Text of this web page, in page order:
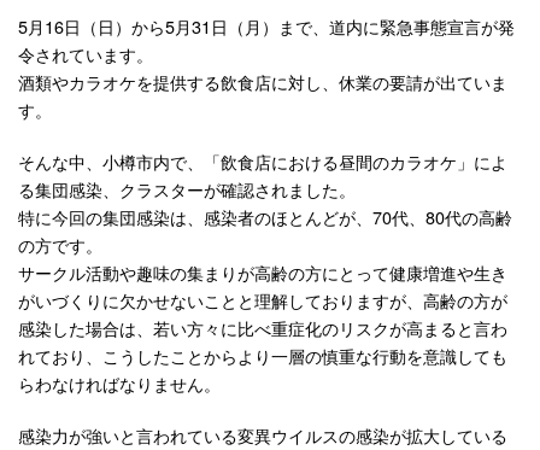
5月16日（日）から5月31日（月）まで、道内に緊急事態宣言が発
令されています。
酒類やカラオケを提供する飲食店に対し、休業の要請が出ていま
す。
そんな中、小樽市内で、「飲食店における昼間のカラオケ」によ
る集団感染、クラスターが確認されました。
特に今回の集団感染は、感染者のほとんどが、70代、80代の高齢
の方です。
サークル活動や趣味の集まりが高齢の方にとって健康増進や生き
がいづくりに欠かせないことと理解しておりますが、高齢の方が
感染した場合は、若い方々に比べ重症化のリスクが高まると言わ
れており、こうしたことからより一層の慎重な行動を意識しても
らわなければなりません。
感染力が強いと言われている変異ウイルスの感染が拡大している